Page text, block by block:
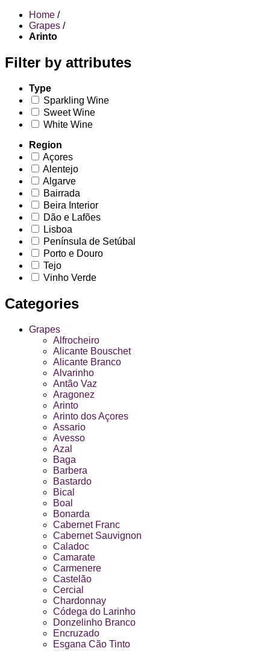
Home /
Grapes /
Arinto
Filter by attributes
Type
Sparkling Wine
Sweet Wine
White Wine
Region
Açores
Alentejo
Algarve
Bairrada
Beira Interior
Dão e Lafões
Lisboa
Península de Setúbal
Porto e Douro
Tejo
Vinho Verde
Categories
Grapes
Alfrocheiro
Alicante Bouschet
Alicante Branco
Alvarinho
Antão Vaz
Aragonez
Arinto
Arinto dos Açores
Assario
Avesso
Azal
Baga
Barbera
Bastardo
Bical
Boal
Bonarda
Cabernet Franc
Cabernet Sauvignon
Caladoc
Camarate
Carmenere
Castelão
Cercial
Chardonnay
Códega do Larinho
Donzelinho Branco
Encruzado
Esgana Cão Tinto